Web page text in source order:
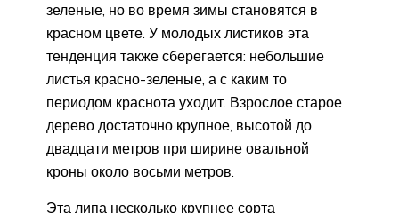
зеленые, но во время зимы становятся в
красном цвете. У молодых листиков эта
тенденция также сберегается: небольшие
листья красно-зеленые, а с каким то
периодом краснота уходит. Взрослое старое
дерево достаточно крупное, высотой до
двадцати метров при ширине овальной
кроны около восьми метров.
Эта липа несколько крупнее сорта